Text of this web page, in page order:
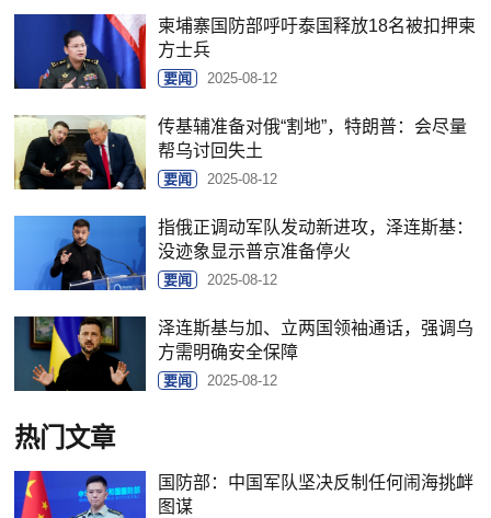
柬埔寨国防部呼吁泰国释放18名被扣押柬
方士兵
要闻 2025-08-12
传基辅准备对俄“割地”，特朗普：会尽量
帮乌讨回失土
要闻 2025-08-12
指俄正调动军队发动新进攻，泽连斯基：
没迹象显示普京准备停火
要闻 2025-08-12
泽连斯基与加、立两国领袖通话，强调乌
方需明确安全保障
要闻 2025-08-12
热门文章
国防部：中国军队坚决反制任何闹海挑衅
图谋